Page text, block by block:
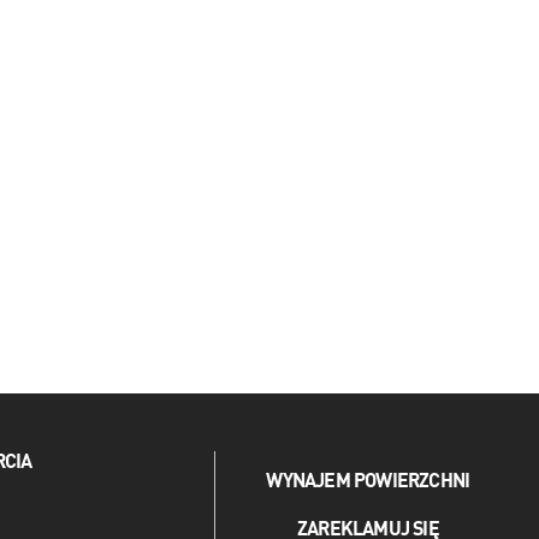
WYNAJEM POWIERZCHNI
ZAREKLAMUJ SIĘ